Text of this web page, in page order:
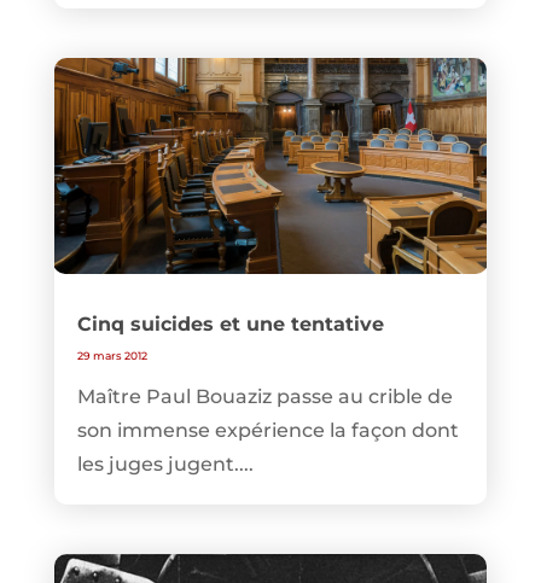
Cinq suicides et une tentative
29 mars 2012
Maître Paul Bouaziz passe au crible de
son immense expérience la façon dont
les juges jugent....